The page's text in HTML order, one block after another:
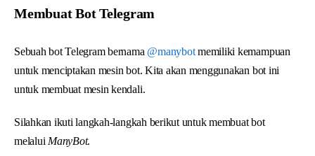
Membuat Bot Telegram
Sebuah bot Telegram bernama @manybotmemiliki kemampuan
untuk menciptakan mesin bot. Kita akan menggunakan bot ini
untuk membuat mesin kendali.
Silahkan ikuti langkah-langkah berikut untuk membuat bot
melalui ManyBot.